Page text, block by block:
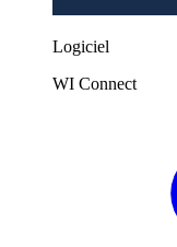
Logiciel
WI Connect